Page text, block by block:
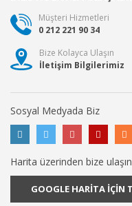
Müşteri Hizmetleri
0 212 221 90 34
Bize Kolayca Ulaşın
İletişim Bilgilerimiz
Sosyal Medyada Biz
Harita üzerinden bize ulaşın
GOOGLE HARİTA İÇİN